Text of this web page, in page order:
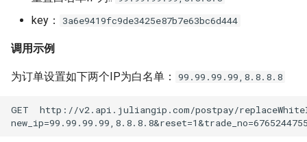
key： 3a6e9419fc9de3425e87b7e63bc6d444
调用示例
为订单设置如下两个IP为白名单： 99.99.99.99,8.8.8.8
GET  http://v2.api.juliangip.com/postpay/